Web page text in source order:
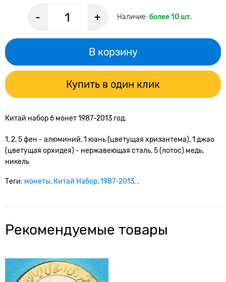
- + Наличие: более 10 шт.
В корзину
Купить в один клик
Китай набор 6 монет 1987-2013 год.
1, 2, 5 фен - алюминий, 1 юань (цветущая хризантема), 1 джао
(цветущая орхидея) - нержавеющая сталь, 5 (лотос) медь,
никель
Теги: монеты Китай Набор 1987-2013
Рекомендуемые товары